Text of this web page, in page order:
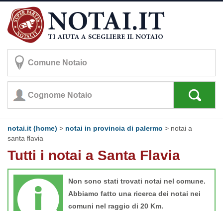
notai.it (home) > notai in provincia di palermo > notai a
santa flavia
Tutti i notai a Santa Flavia
Non sono stati trovati notai nel comune.
Abbiamo fatto una ricerca dei notai nei
comuni nel raggio di 20 Km.